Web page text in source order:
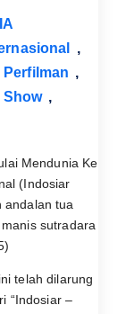
,
Perfilman ,
Show ,
Mendunia Ke
(Indosiar
andalan tua
sutradara
telah dilarung
“Indosiar –